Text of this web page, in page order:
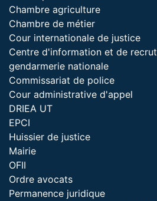
Chambre agriculture
Chambre de métier
Cour internationale de justice
Centre d'information et de
gendarmerie nationale
Commissariat de police
Cour administrative d'appel
DRIEA UT
EPCI
Huissier de justice
Mairie
OFII
Ordre avocats
Permanence juridique